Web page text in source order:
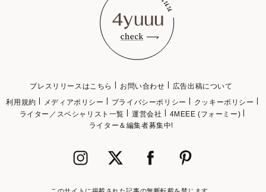
プレスリリースはこちら お問い合わせ
広告出稿について
利用規約
メディアポリシー プライバシーポリシー
クッキーポリシー
ライター／スペシャリスト一覧
運営会社
4MEEE (フォーミー)
ライター＆編集者募集中!